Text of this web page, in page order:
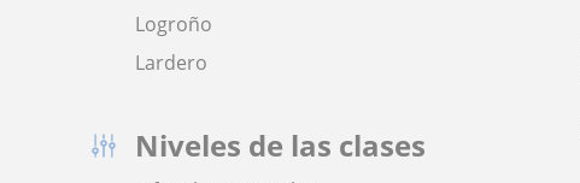
Logroño
Lardero
Niveles de las clases